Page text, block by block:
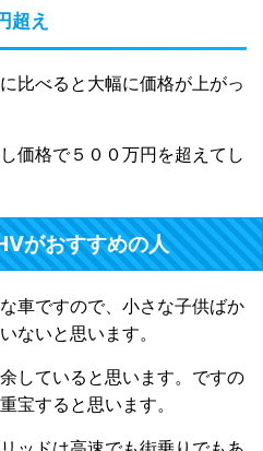
超え
比べると大幅に価格が上がっ
価格で５００万円を超えてし
がおすすめの人
車ですので、小さな子供ばか
ないと思います。
していると思います。ですの
宝すると思います。